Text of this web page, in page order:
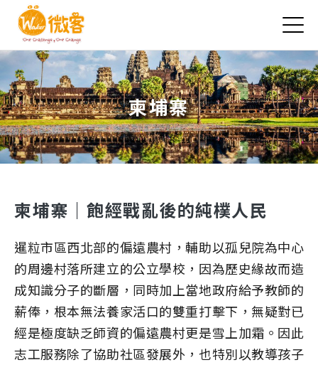
柬埔寨
柬埔寨｜飽經戰亂後的純樸人民
暹粒市區西北部的偏遠農村，輔助以孤兒院為中心
的周邊村落所建立的公立學校，因為歷史緣故而造
成知識分子的斷層，同時加上當地政府給予教師的
薪俸，根本無法養家活口的雙重打擊下，無疑對已
經是極度缺乏師資的偏遠農村更是雪上加霜。因此
志工服務除了協助社區發展外，也特別以教導孩子